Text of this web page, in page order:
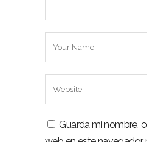
Guarda mi nombre,